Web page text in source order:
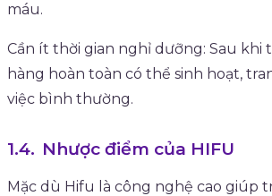
máu.
Cần ít thời gian nghỉ dưỡng: Sau khi
hàng hoàn toàn có thể sinh hoạt,
việc bình thường.
Nhược điểm của HIFU
Mặc dù Hifu là công nghệ cao giúp